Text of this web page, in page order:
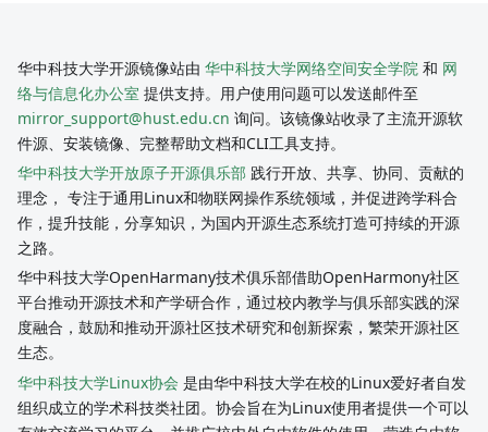
华中科技大学开源镜像站由 华中科技大学网络空间安全学院 和 网
络与信息化办公室 提供支持。用户使用问题可以发送邮件至
mirror_support@hust.edu.cn 询问。该镜像站收录了主流开源软
件源、安装镜像、完整帮助文档和CLI工具支持。
华中科技大学开放原子开源俱乐部 践行开放、共享、协同、贡献的
理念， 专注于通用Linux和物联网操作系统领域，并促进跨学科合
作，提升技能，分享知识，为国内开源生态系统打造可持续的开源
之路。
华中科技大学OpenHarmany技术俱乐部借助OpenHarmony社区
平台推动开源技术和产学研合作，通过校内教学与俱乐部实践的深
度融合，鼓励和推动开源社区技术研究和创新探索，繁荣开源社区
生态。
华中科技大学Linux协会 是由华中科技大学在校的Linux爱好者自发
组织成立的学术科技类社团。协会旨在为Linux使用者提供一个可以